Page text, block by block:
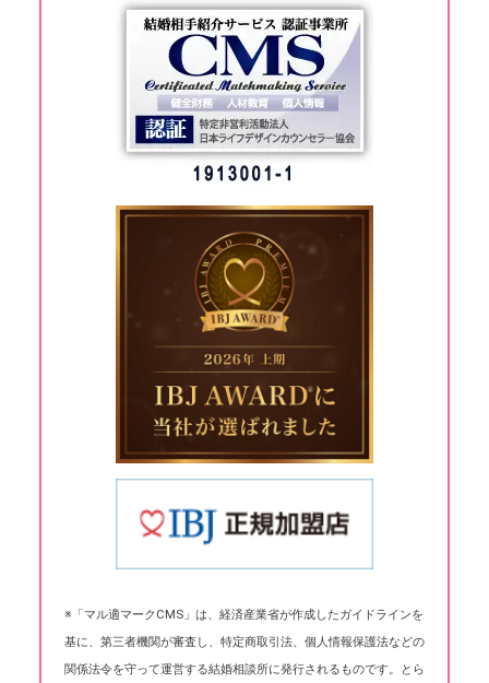
※「マル適マークCMS」は、経済産業省が作成したガイドラインを
基に、第三者機関が審査し、特定商取引法、個人情報保護法などの
関係法令を守って運営する結婚相談所に発行されるものです。とら